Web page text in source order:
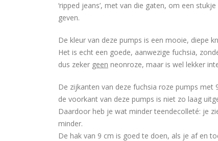
‘ripped jeans’, met van die gaten, om een
geven.
De kleur van deze pumps is een mooie, diepe
Het is echt een goede, aanwezige fuchsia,
dus zeker geen neonroze, maar is wel lekker
De zijkanten van deze fuchsia roze pumps
de voorkant van deze pumps is niet zo laag
Daardoor heb je wat minder teendecolleté: je
minder.
De hak van 9 cm is goed te doen, als je af en